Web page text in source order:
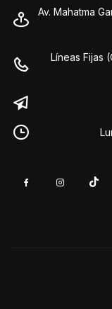
Av. Mahatma
Líneas Fijas